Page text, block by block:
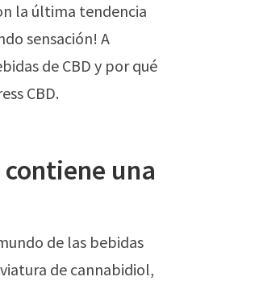
la última tendencia
sensación! A
de CBD y por qué
CBD.
una
de las bebidas
de cannabidiol,